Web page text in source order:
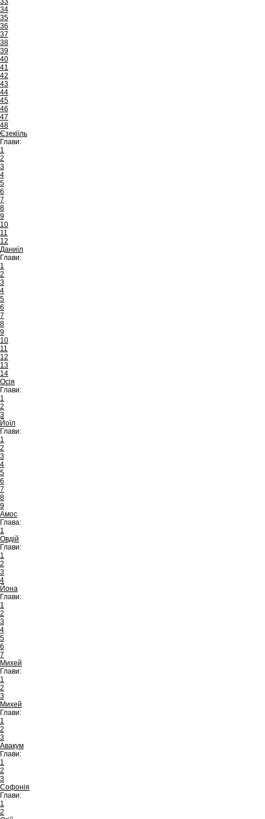
34
35
36
37
38
39
40
41
42
43
44
45
46
47
48
Єзекіїль
Глави:
1
2
3
4
5
6
7
8
9
10
11
12
Даниїл
Глави:
1
2
3
4
5
6
7
8
9
10
11
12
13
14
Осія
Глави:
1
2
3
Йоїл
Глави:
1
2
3
4
5
6
7
8
9
Амос
Глава:
1
Овдій
Глави:
1
2
3
4
Йона
Глави:
1
2
3
4
5
6
7
Михей
Глави:
1
2
3
Михей
Глави:
1
2
3
Авакум
Глави:
1
2
3
Софонія
Глави:
1
2